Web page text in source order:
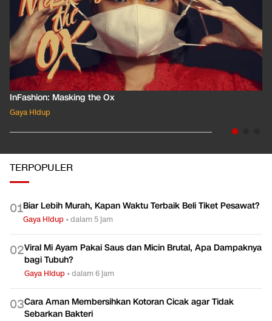
InFashion: Masking the Ox
Gaya Hidup
TERPOPULER
01Biar Lebih Murah, Kapan Waktu Terbaik Beli Tiket Pesawat?
Gaya Hidup •dalam 5 jam
02Viral Mi Ayam Pakai Saus dan Micin Brutal, Apa Dampaknya
bagi Tubuh?
Gaya Hidup •dalam 6 jam
03Cara Aman Membersihkan Kotoran Cicak agar Tidak
Sebarkan Bakteri